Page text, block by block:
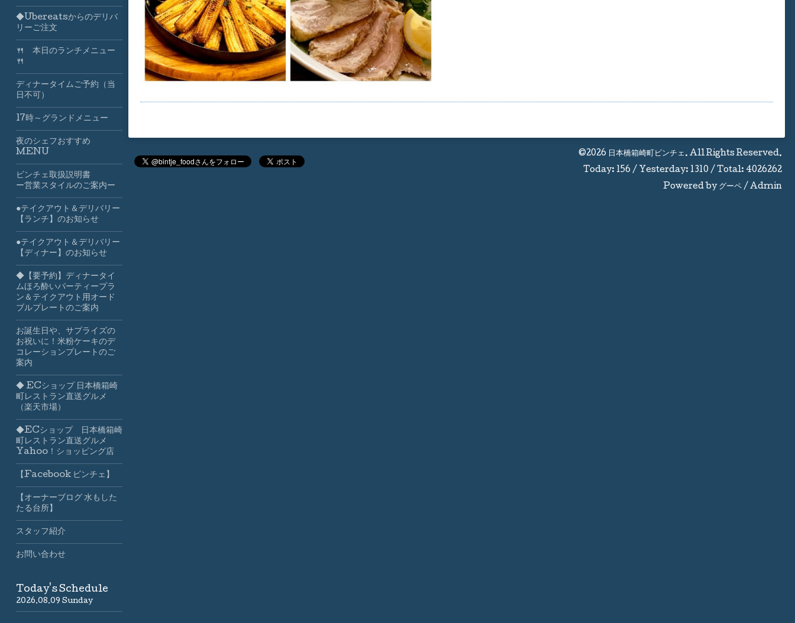
©2026 日本橋箱崎町ビンチェ . All Rights Reserved.
Today: 156 / Yesterday: 1310 / Total: 4026262
Powered by グーペ / Admin
◆Ubereatsからのデリバ
リーご注文
🍴 本日のランチメニュー
🍴
ディナータイムご予約（当
日不可）
17時～グランドメニュー
夜のシェフおすすめ
MENU
ビンチェ取扱説明書
ー営業スタイルのご案内ー
●テイクアウト＆デリバリー
【ランチ】のお知らせ
●テイクアウト＆デリバリー
【ディナー】のお知らせ
◆【要予約】ディナータイ
ムほろ酔いパーティープラ
ン＆テイクアウト用オード
ブルプレートのご案内
お誕生日や、サプライズの
お祝いに！米粉ケーキのデ
コレーションプレートのご
案内
◆ ECショップ 日本橋箱崎
町レストラン直送グルメ
（楽天市場）
◆ECショップ 日本橋箱崎
町レストラン直送グルメ
Yahoo！ショッピング店
【Facebook ビンチェ】
【オーナーブログ 水もした
たる台所】
スタッフ紹介
お問い合わせ
Today's Schedule
2026.08.09 Sunday